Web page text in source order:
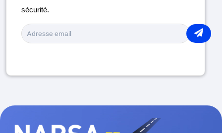
MÉDICAMENTS ET CONDUITE
PORT DU CASQUE
sécurité.